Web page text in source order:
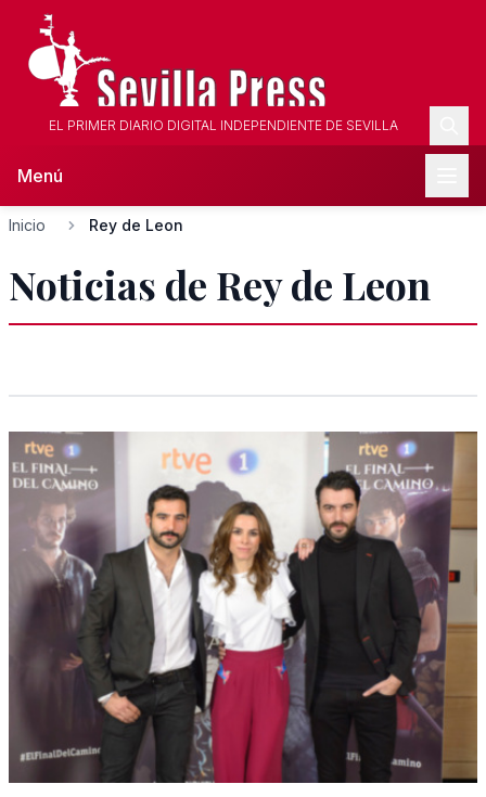
EL PRIMER DIARIO DIGITAL INDEPENDIENTE DE SEVILLA
Menú
Inicio Rey de Leon
Noticias de Rey de Leon